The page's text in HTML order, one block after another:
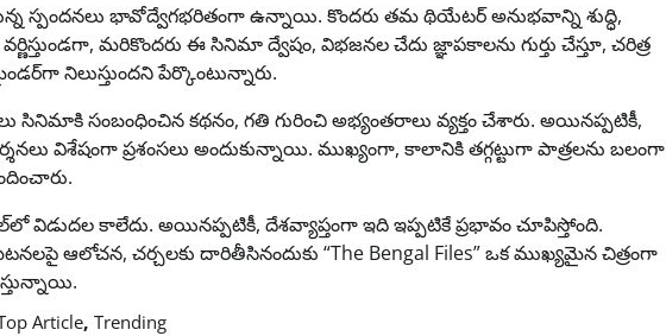
స్పందనలు భావోద్వేగభరితంగా ఉన్నాయి. కొందరు తమ థియేటర్ అనుభవాన్ని శుద్ధి,
మరికొందరు ఈ సినిమా ద్వేషం, విభజనల చేదు జ్ఞాపకాలను గుర్తు చేస్తూ, చరిత్ర
నిలుస్తుందని పేర్కొంటున్నారు.
సినిమాకి సంబంధించిన కథనం, గతి గురించి అభ్యంతరాలు వ్యక్తం చేశారు. అయినప్పటికీ,
విశేషంగా ప్రశంసలు అందుకున్నాయి. ముఖ్యంగా, కాలానికి తగ్గట్టుగా పాత్రలను బలంగా
విడుదల కాలేదు. అయినప్పటికీ, దేశవ్యాప్తంగా ఇది ఇప్పటికే ప్రభావం చూపిస్తోంది.
ఆలోచన, చర్చలకు దారితీసినందుకు “The Bengal Files” ఒక ముఖ్యమైన చిత్రంగా
Article,Trending